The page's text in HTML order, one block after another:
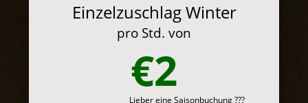
Einzelzuschlag Winter
pro Std. von
€2
Lieber eine Saisonbuchung ???